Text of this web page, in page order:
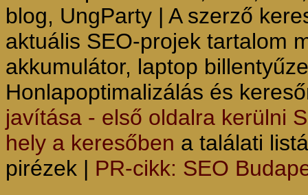
blog, UngParty | A szerző
aktuális SEO-projek tartalom
akkumulátor, laptop
Honlapoptimalizálás és
javítása - első oldalra kerülni
hely a keresőben a találati
pirézek | PR-cikk: SEO